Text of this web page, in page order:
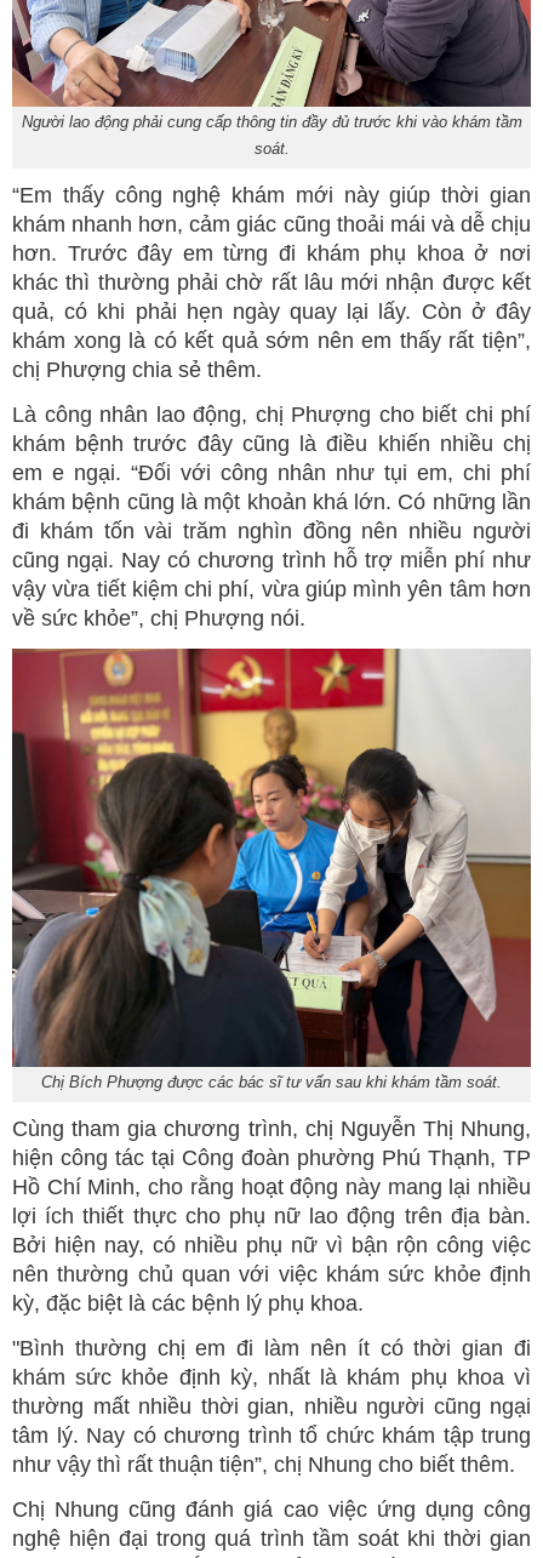
Người lao động phải cung cấp thông tin đầy đủ trước khi vào khám tầm
soát.
“Em thấy công nghệ khám mới này giúp thời gian
khám nhanh hơn, cảm giác cũng thoải mái và dễ chịu
hơn. Trước đây em từng đi khám phụ khoa ở nơi
khác thì thường phải chờ rất lâu mới nhận được kết
quả, có khi phải hẹn ngày quay lại lấy. Còn ở đây
khám xong là có kết quả sớm nên em thấy rất tiện”,
chị Phượng chia sẻ thêm.
Là công nhân lao động, chị Phượng cho biết chi phí
khám bệnh trước đây cũng là điều khiến nhiều chị
em e ngại. “Đối với công nhân như tụi em, chi phí
khám bệnh cũng là một khoản khá lớn. Có những lần
đi khám tốn vài trăm nghìn đồng nên nhiều người
cũng ngại. Nay có chương trình hỗ trợ miễn phí như
vậy vừa tiết kiệm chi phí, vừa giúp mình yên tâm hơn
về sức khỏe”, chị Phượng nói.
Chị Bích Phượng được các bác sĩ tư vấn sau khi khám tầm soát.
Cùng tham gia chương trình, chị Nguyễn Thị Nhung,
hiện công tác tại Công đoàn phường Phú Thạnh, TP
Hồ Chí Minh, cho rằng hoạt động này mang lại nhiều
lợi ích thiết thực cho phụ nữ lao động trên địa bàn.
Bởi hiện nay, có nhiều phụ nữ vì bận rộn công việc
nên thường chủ quan với việc khám sức khỏe định
kỳ, đặc biệt là các bệnh lý phụ khoa.
"Bình thường chị em đi làm nên ít có thời gian đi
khám sức khỏe định kỳ, nhất là khám phụ khoa vì
thường mất nhiều thời gian, nhiều người cũng ngại
tâm lý. Nay có chương trình tổ chức khám tập trung
như vậy thì rất thuận tiện”, chị Nhung cho biết thêm.
Chị Nhung cũng đánh giá cao việc ứng dụng công
nghệ hiện đại trong quá trình tầm soát khi thời gian